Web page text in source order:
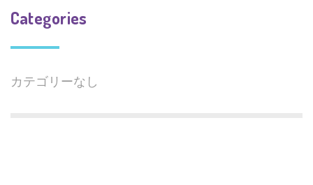
Categories
カテゴリーなし